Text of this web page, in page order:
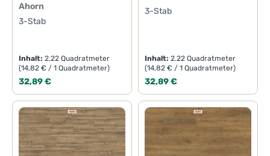
Ahorn
3-Stab
Inhalt:2.22 Quadratmeter
(14,82 € / 1 Quadratmeter)
Regulärer Preis:
32,89 €
3-Stab
Inhalt:2.22 Quadratmeter
(14,82 € / 1 Quadratmeter)
Regulärer Preis:
32,89 €